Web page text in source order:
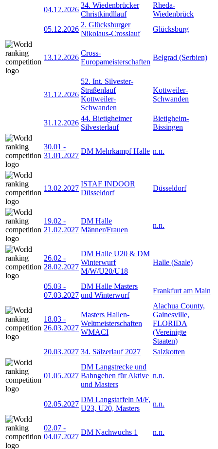
04.12.2026
34. Wiedenbrücker
Christkindllauf
Rheda-
Wiedenbrück
05.12.2026
2. Glücksburger
Nikolaus-Crosslauf
Glücksburg
13.12.2026
Cross-
Europameisterschaften
Belgrad (Serbien)
31.12.2026
52. Int. Silvester-
Straßenlauf
Kottweiler-
Schwanden
Kottweiler-
Schwanden
31.12.2026
44. Bietigheimer
Silvesterlauf
Bietigheim-
Bissingen
30.01 -
31.01.2027
DM Mehrkampf Halle n.n.
13.02.2027
ISTAF INDOOR
Düsseldorf
Düsseldorf
19.02 -
21.02.2027
DM Halle
Männer/Frauen
n.n.
26.02 -
28.02.2027
DM Halle U20 & DM
Winterwurf
M/W/U20/U18
Halle (Saale)
05.03 -
07.03.2027
DM Halle Masters
und Winterwurf
Frankfurt am Main
18.03 -
26.03.2027
Masters Hallen-
Weltmeisterschaften
WMACI
Alachua County,
Gainesville,
FLORIDA
(Vereinigte
Staaten)
20.03.2027 34. Sälzerlauf 2027 Salzkotten
01.05.2027
DM Langstrecke und
Bahngehen für Aktive
und Masters
n.n.
02.05.2027
DM Langstaffeln M/F,
U23, U20, Masters
n.n.
02.07 -
04.07.2027
DM Nachwuchs 1 n.n.